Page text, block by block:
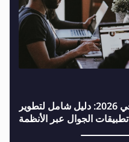
ريآكت ناتيف مقابل فلاتر في 2026: دليل شامل لتطوير
تطبيقات الجوال عبر الأنظمة